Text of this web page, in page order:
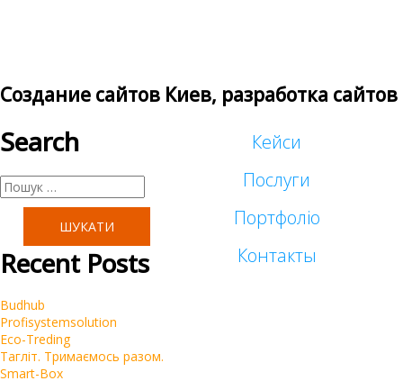
Создание сайтов Киев, разработка сайтов
Кейси
Послуги
Таргетована реклама
Портфоліо
Малий бізнес
Контакты
Search
Пошук:
Recent Posts
Budhub
Profisystemsolution
Eco-Treding
Тагліт. Тримаємось разом.
Smart-Box